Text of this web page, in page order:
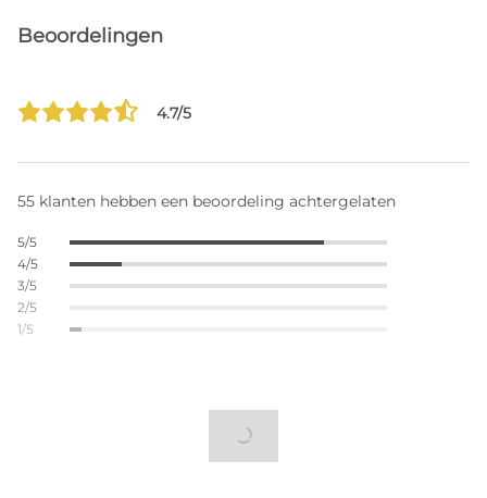
Beoordelingen
4.7/5
55 klanten hebben een beoordeling achtergelaten
5/5
4/5
3/5
2/5
1/5